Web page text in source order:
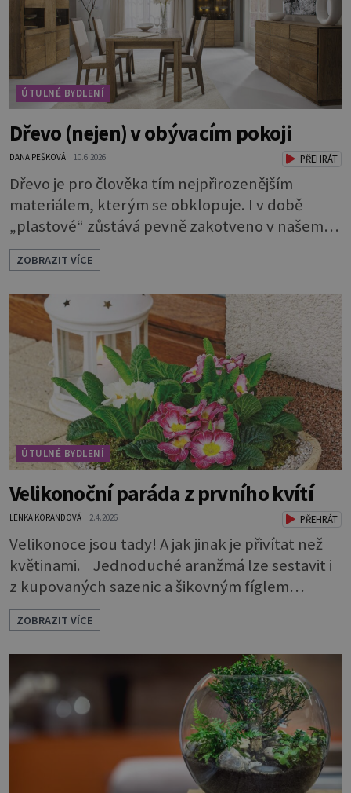
ÚTULNÉ BYDLENÍ
Dřevo (nejen) v obývacím pokoji
DANA PEŠKOVÁ 10.6.2026 PŘEHRÁT
Dřevo je pro člověka tím nejpřirozenějším
materiálem, kterým se obklopuje. I v době
„plastové“ zůstává pevně zakotveno v našem
životě. Se dřevem jsme tak srostlí, že je nám
příjemné na dotyk, voní nám a podporuje
kladné vlivy našeho prostředí. Máte chuť
pořídit si 100% masiv a nevíte, jestli se bude do
vašeho interiéru hodit?Dřevěný nábytek sluší
každému pokoji. Jak ho správně použít? Které
ZOBRAZIT VÍCE
ÚTULNÉ BYDLENÍ
Velikonoční paráda z prvního kvítí
LENKA KORANDOVÁ 2.4.2026 PŘEHRÁT
Velikonoce jsou tady! A jak jinak je přivítat než
květinami. Jednoduché aranžmá lze sestavit i
z kupovaných sazenic a šikovným fíglem
docílíte toho, aby výsledek působil jako dílo
profesionála. Rostliny vyndejte z pěstebních
květináčků a zasaďte je. Povrch zeminy pod listy
pokryjte mechem. Podél okraje pak pomocí
lžíce nasypejte dekorativní štěrk.Díky úpravě
povrchu je z obyčejn
ZOBRAZIT VÍCE